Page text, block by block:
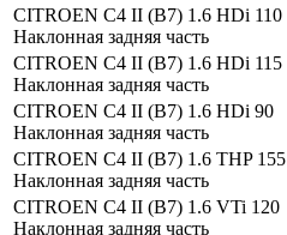
CITROEN C4 II (B7) 1.6 HDi 110
Наклонная задняя часть
CITROEN C4 II (B7) 1.6 HDi 115
Наклонная задняя часть
CITROEN C4 II (B7) 1.6 HDi 90
Наклонная задняя часть
CITROEN C4 II (B7) 1.6 THP 155
Наклонная задняя часть
CITROEN C4 II (B7) 1.6 VTi 120
Наклонная задняя часть